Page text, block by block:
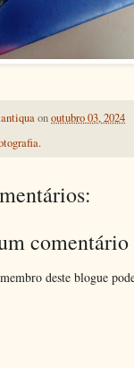
onoutubro 03, 2024
comentário
deste blogue